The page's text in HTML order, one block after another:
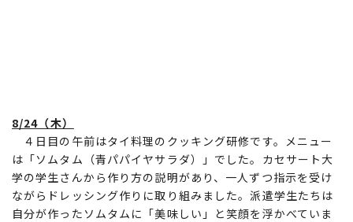
8/24（木）
４日目の午前はタイ料理のクッキング研修です。メニュー
は「ソムタム（青パパイヤサラダ）」でした。カセサート大
学の学生さんから作り方の説明があり、一人ずつ指示を受け
ながらドレッシング作りに取り組みました。派遣学生たちは
自分が作ったソムタムに「美味しい」と笑顔を浮かべていま